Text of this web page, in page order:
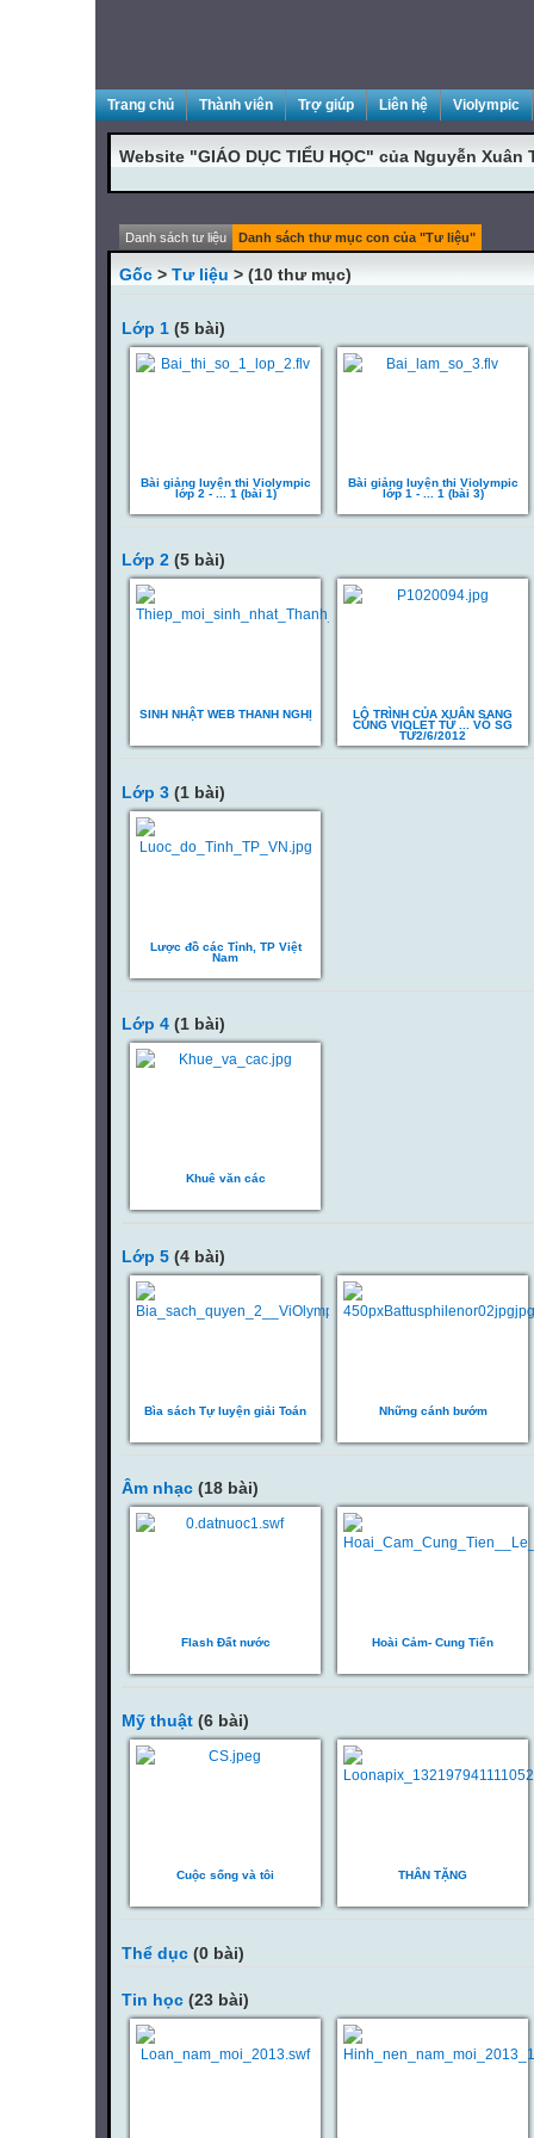
Trang chủ Thành viên Trợ giúp Liên hệ Violympic
Website "GIÁO DỤC TIỂU HỌC" của Nguyễn Xuân
Danh sách tư liệu Danh sách thư mục con của "Tư liệu"
Gốc > Tư liệu > (10 thư mục)
Lớp 1 (5 bài)
Bài giảng luyện thi Violympic
lớp 2 - ... 1 (bài 1)
Bài giảng luyện thi Violympic
lớp 1 - ... 1 (bài 3)
Lớp 2 (5 bài)
SINH NHẬT WEB THANH NGHỊ
LỘ TRÌNH CỦA XUÂN SANG
CÙNG VIOLET TỪ ... VÔ SG
TỪ2/6/2012
Lớp 3 (1 bài)
Lược đồ các Tỉnh, TP Việt
Nam
Lớp 4 (1 bài)
Khuê văn các
Lớp 5 (4 bài)
Bìa sách Tự luyện giải Toán Những cánh bướm
Âm nhạc (18 bài)
Flash Đất nước Hoài Cảm- Cung Tiến
Mỹ thuật (6 bài)
Cuộc sống và tôi THÂN TẶNG
Thể dục (0 bài)
Tin học (23 bài)